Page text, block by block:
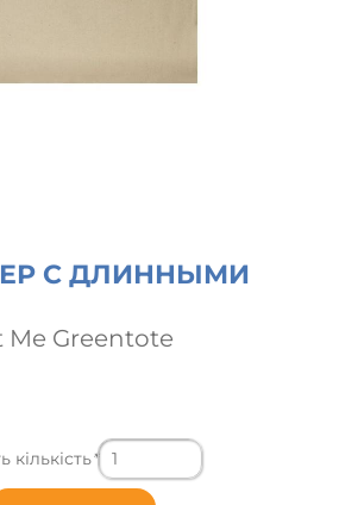
С ДЛИННЫМИ
Me Greentote
кількість*